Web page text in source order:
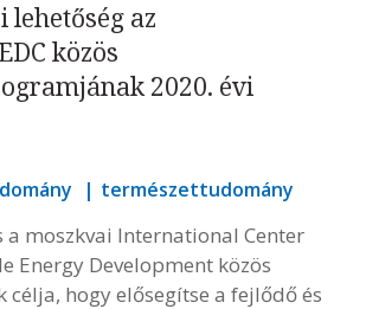
lehetőség az
közös
2020. évi
természettudomány
a moszkvai International Center
Energy Development közös
hogy elősegítse a fejlődő és